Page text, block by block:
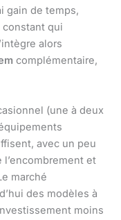
gain de temps,
constant qui
alors
complémentaire,
(une à deux
avec un peu
et
marché
des modèles à
moins